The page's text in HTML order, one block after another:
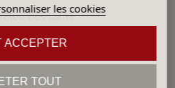
des liants
internes lors du
les cookies
TOUT
ACCEPTER